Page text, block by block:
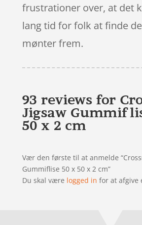
frustrationer over, at det
lang tid for folk at finde
mønter frem.
93 reviews for
Jigsaw
50 x 2 cm
Vær den første til at anmelde
Gummiflise 50 x 50 x 2 cm”
Du skal være logged in for at afgive